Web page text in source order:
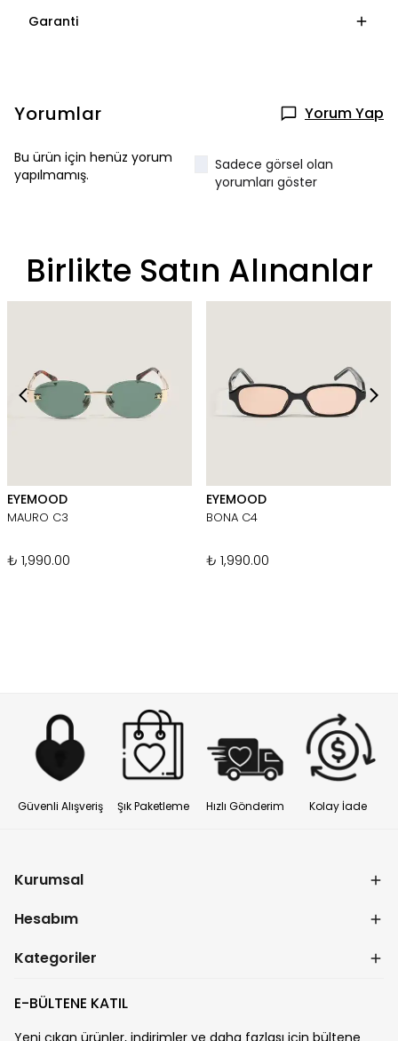
Garanti
Yorumlar Yorum Yap
Bu ürün için henüz yorum
yapılmamış.
Sadece görsel olan
yorumları göster
Birlikte Satın Alınanlar
EYEMOOD
MAURO C3
₺ 1,990.00
EYEMOOD
BONA C4
₺ 1,990.00
Güvenli Alışveriş Şık Paketleme Hızlı Gönderim Kolay İade
Kurumsal
Hesabım
Kategoriler
E-BÜLTENE KATIL